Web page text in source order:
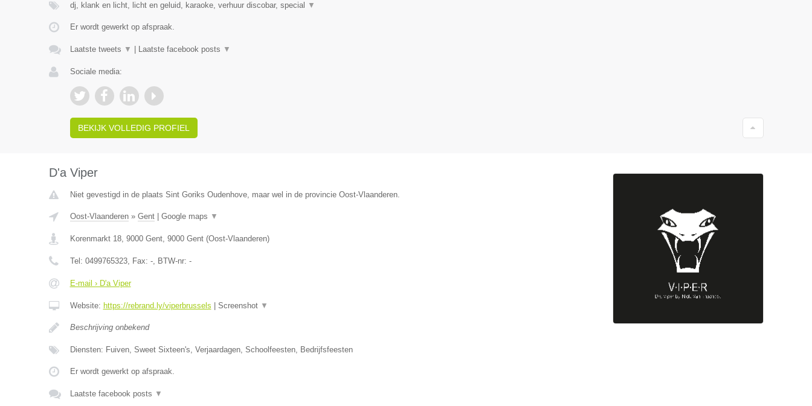
dj, klank en licht, licht en geluid, karaoke, verhuur discobar, special ▼
Er wordt gewerkt op afspraak.
Laatste tweets ▼ Laatste facebook posts ▼
Sociale media:
BEKIJK VOLLEDIG PROFIEL
D'a Viper
Niet gevestigd in de plaats Sint Goriks Oudenhove, maar wel in de provincie Oost-Vlaanderen.
Oost-Vlaanderen» Gent| Google maps ▼
Korenmarkt 18, 9000 Gent, 9000 Gent(Oost-Vlaanderen)
Tel: 0499765323, Fax: -, BTW-nr: -
E-mail › D'a Viper
Website: https://rebrand.ly/viperbrussels Screenshot ▼
Beschrijving onbekend
Diensten: Fuiven, Sweet Sixteen's, Verjaardagen, Schoolfeesten, Bedrijfsfeesten
Er wordt gewerkt op afspraak.
Laatste facebook posts ▼